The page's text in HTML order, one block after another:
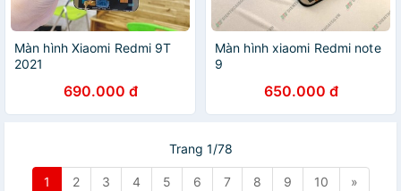
Màn hình Xiaomi Redmi 9T
2021
690.000 đ
Màn hình xiaomi Redmi note
9
650.000 đ
Trang 1/78
1 2 3 4 5 6 7 8 9 10 »